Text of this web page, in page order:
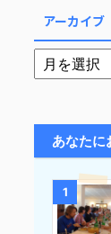
アーカイブ
あなたに
1